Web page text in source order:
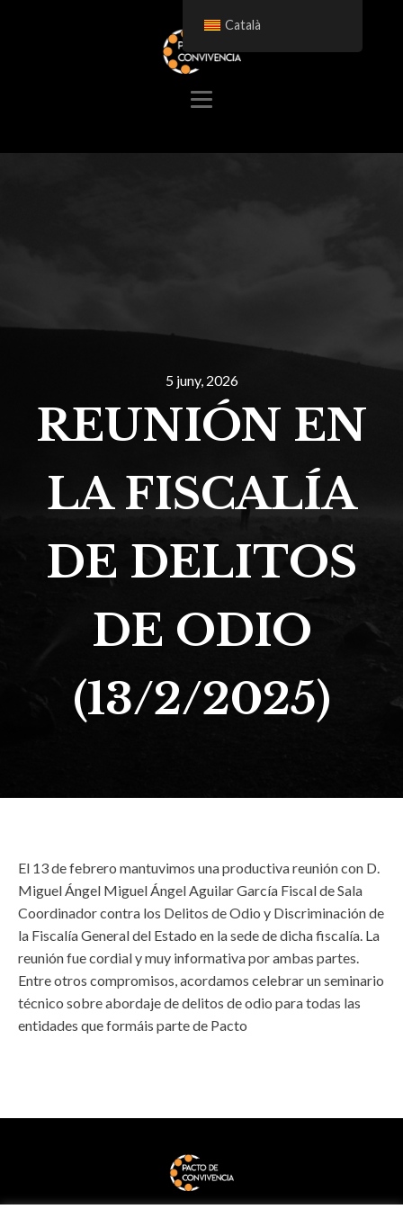
5 juny, 2026
REUNIÓN EN
LA FISCALÍA
DE DELITOS
DE ODIO
(13/2/2025)
El 13 de febrero mantuvimos una productiva reunión con D.
Miguel Ángel Miguel Ángel Aguilar García Fiscal de Sala
Coordinador contra los Delitos de Odio y Discriminación de
la Fiscalía General del Estado en la sede de dicha fiscalía. La
reunión fue cordial y muy informativa por ambas partes.
Entre otros compromisos, acordamos celebrar un seminario
técnico sobre abordaje de delitos de odio para todas las
entidades que formáis parte de Pacto
Català